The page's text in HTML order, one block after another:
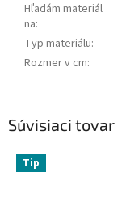
Súvisiaci tovar
Tip
Hľadám materiál
na:
Typ materiálu:
Rozmer v cm: